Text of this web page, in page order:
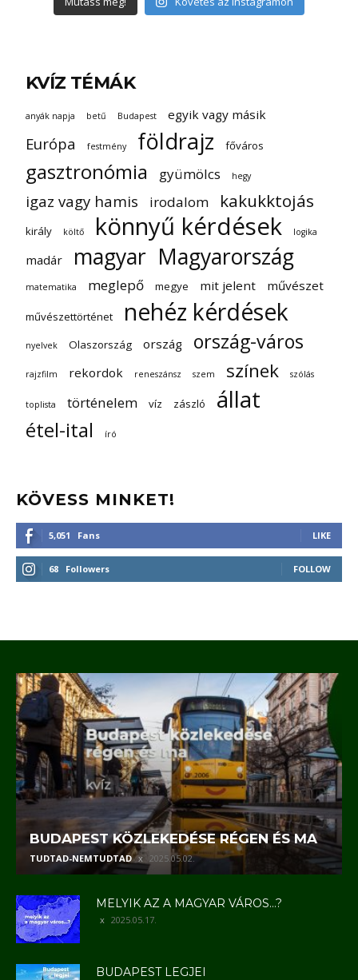
KVÍZ TÉMÁK
anyák napja betű Budapest egyik vagy másik
Európa festmény földrajz főváros
gasztronómia gyümölcs hegy
igaz vagy hamis irodalom kakukktojás
király költő könnyű kérdések logika
madár magyar Magyarország
matematika meglepő megye mit jelent művészet
művészettörténet nehéz kérdések
nyelvek Olaszország ország ország-város
rajzfilm rekordok reneszánsz szem színek szólás
toplista történelem víz zászló állat
étel-ital író
KÖVESS MINKET!
5,051 Fans LIKE
68 Followers FOLLOW
BUDAPEST KÖZLEKEDÉSE RÉGEN ÉS MA
TUDTAD-NEMTUDTAD 2025.05.02.
MELYIK AZ A MAGYAR VÁROS…?
2025.05.17.
BUDAPEST LEGJEI